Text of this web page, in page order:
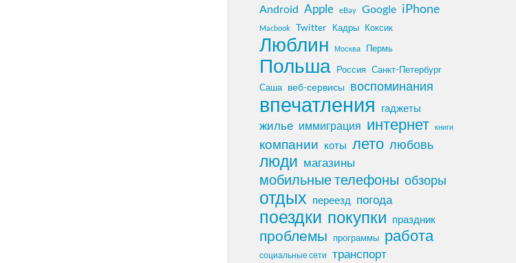
Android Apple eBay Google iPhone
Macbook Twitter Кадры Коксик
Люблин Москва Пермь
Польша Россия Санкт-Петербург
Саша веб-сервисы воспоминания
впечатления гаджеты
жилье иммиграция интернет книги
компании коты лето любовь
люди магазины
мобильные телефоны обзоры
отдых переезд погода
поездки покупки праздник
проблемы программы работа
социальные сети транспорт